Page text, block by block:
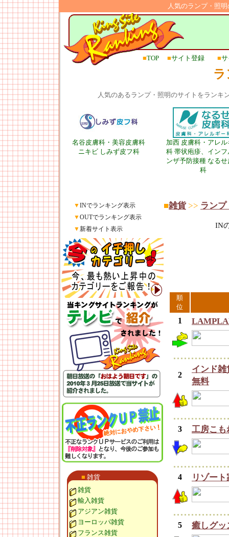
人気のランプ・照
■TOP ■サイト登録 ■
ラ
人気のあるランプ・照明のサイトをランキ
名谷皮膚科・美容皮膚科
ニキビ しみず皮フ科
加西 皮膚科・アレル
科 帯状疱疹、インフ
ンザ予防接種 なるせ
科
▼INでランキング表示
▼OUTでランキング表示
▼新着サイト表示
■ 雑貨
雑貨
輸入雑貨
アジアン雑貨
ヨーロッパ雑貨
フランス雑貨
■雑貨 >> ランプ
IN
順
位
1
2
インド
無料
3 工房こも
4 リゾー
5 癒しグ